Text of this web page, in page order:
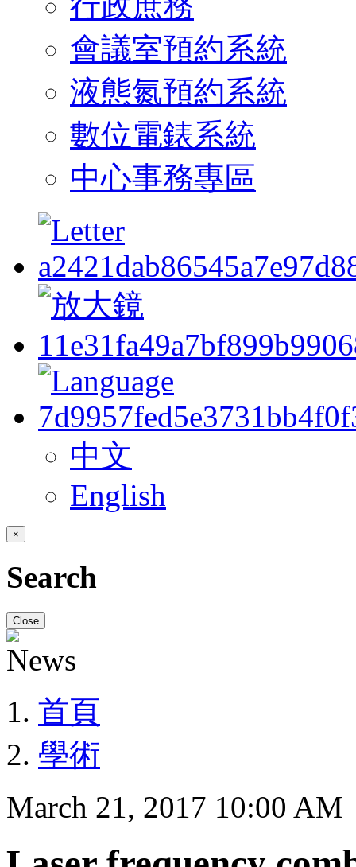
會議室預約系統
液態氮預約系統
數位電錶系統
中心事務專區
中文
English
×
Search
Close
首頁
學術
March 21, 2017 10:00 AM